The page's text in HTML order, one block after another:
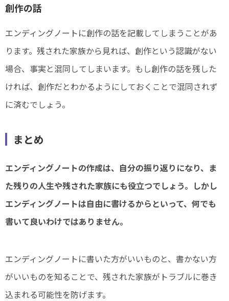
創作の話
エンディングノートに創作の話を記載してしまうことがあ
ります。残された家族から見れば、創作という認識がない
場合、事実と混同してしまいます。もし創作の話を残した
ければ、創作だとわかるようにしておくことで混同されず
に済むでしょう。
まとめ
エンディングノートの作成は、自分の振り返りになり、ま
た残りの人生や残された家族にも役立つでしょう。しかし
エンディングノートは自由に書けるからといって、何でも
書いて良いわけではありません。
エンディングノートに書いた方がいいものと、書かない方
がいいものを知ることで、残された家族がトラブルに巻き
込まれる可能性を防げます。